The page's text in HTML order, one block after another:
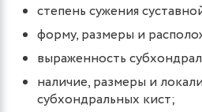
степень сужения
форму, размеры и
выраженность
наличие, размеры и
субхондральных кист;